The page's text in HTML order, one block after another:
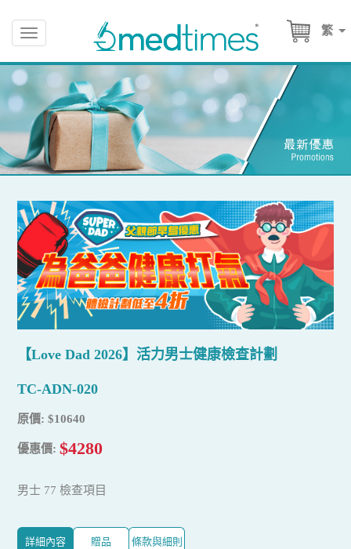
繁
Toggle
navigation
【Love Dad 2026】活力男士健康檢查計劃
TC-ADN-020
原價: $10640
優惠價:$4280
男士 77 檢查項目
詳細內容 贈品 條款與細則